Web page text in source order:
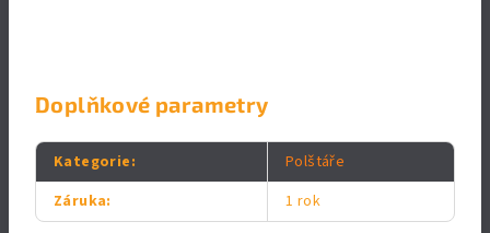
Doplňkové parametry
Kategorie:
Polštáře
Záruka: 1 rok